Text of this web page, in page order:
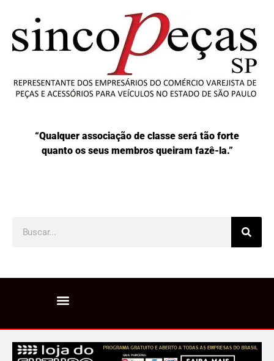
“Qualquer associação de classe será tão forte
quanto os seus membros queiram fazê-la.”